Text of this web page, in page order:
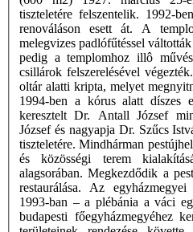
tiszteletére felszentelik. 1992-
renováláson esett át. A
melegvizes padlófűtéssel
pedig a templomhoz illô
csillárok felszerelésével
oltár alatti kripta, melyet
1994-ben a kórus alatt díszes
keresztelt Dr. Antall József
József és nagyapja Dr. Szűcs
tiszteletére. Mindhárman
és közösségi terem
alagsorában. Megkezdődik a
restaurálása. Az
1993-ban – a plébánia a váci
budapesti főegyházmegyéhez